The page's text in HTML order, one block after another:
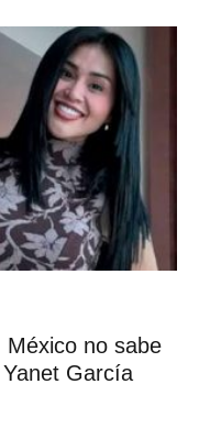
México no sabe
García